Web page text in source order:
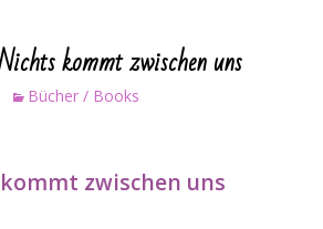
kommt zwischen uns
Bücher / Books
zwischen uns